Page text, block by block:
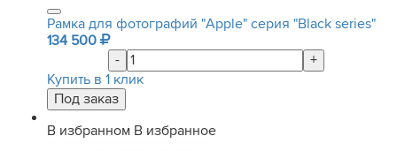
Рамка для фотографий "Apple" серия "Black series"
134 500
-
+
Купить в 1 клик
В избранном В избранное